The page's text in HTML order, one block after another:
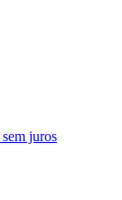
sem juros